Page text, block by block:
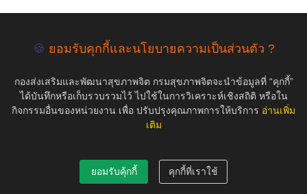
COPYRIGHT ©2019 สุขภาพใจ.com สงวนลิขสิทธิ์.
🍪 ยอมรับคุกกี้และนโยบายความเป็นส่วนตัว ?
กองส่งเสริมและพัฒนาสุขภาพจิต กรมสุขภาพจิตจะนำข้อมูลที่ “คุกกี้”
ได้บันทึกหรือเก็บรวบรวมไว้ ไปใช้ในการวิเคราะห์เชิงสถิติ หรือใน
กิจกรรมอื่นของหน่วยงาน เพื่อ ปรับปรุงคุณภาพการให้บริการ อ่านเพิ่ม
เติม
ยอมรับคุ้กกี้ คุกกี้ที่เราใช้